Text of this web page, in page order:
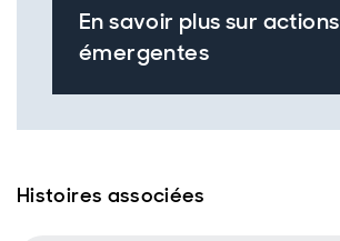
En savoir plus sur actions
émergentes
Histoires associées